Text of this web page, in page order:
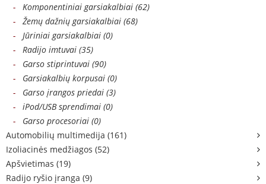
- Komponentiniai garsiakalbiai (62)
- Žemų dažnių garsiakalbiai (68)
- Jūriniai garsiakalbiai (0)
- Radijo imtuvai (35)
- Garso stiprintuvai (90)
- Garsiakalbių korpusai (0)
- Garso įrangos priedai (3)
- iPod/USB sprendimai (0)
- Garso procesoriai (0)
Automobilių multimedija (161)
Izoliacinės medžiagos (52)
Apšvietimas (19)
Radijo ryšio įranga (9)